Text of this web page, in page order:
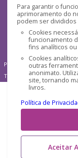
Para garantir o
aprimoramento do
podem ser divididos
Cookies
funcionamento
fins analíticos
Cookies
outras
anonimato.
site, tornando
livros.
Política de
Aceitar
Pensática Lda., Número de
Travessa de São Pedro, n°